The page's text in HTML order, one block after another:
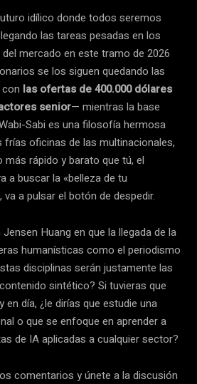
idílico donde todos seremos
las tareas pesadas en los
mercado en este tramo de 2026
se los siguen quedando las
las ofertas de 400.000 dólares
senior— mientras la base
Sabi es una filosofía hermosa
frías oficinas de las multinacionales,
rápido y barato que tú, el
a buscar la «belleza de tu
a pulsar el botón de despedir.
Huang en que la llegada de la
humanísticas como el periodismo
disciplinas serán justamente las
sintético? Si tuvieras que
en día, ¿le dirías que estudie una
o que se enfoque en aprender a
de IA aplicadas a cualquier sector?
comentarios y únete a la discusión